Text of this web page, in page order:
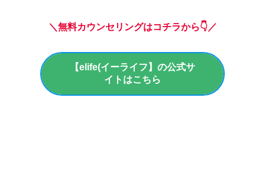
＼無料カウンセリングはコチラから👇／
【elife(イーライフ】の公式サ
イトはこちら